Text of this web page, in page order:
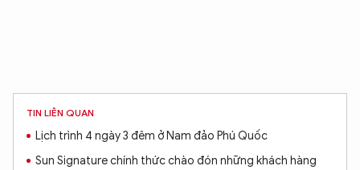
TIN LIÊN QUAN
Lịch trình 4 ngày 3 đêm ở Nam đảo Phú Quốc
Sun Signature chính thức chào đón những khách hàng